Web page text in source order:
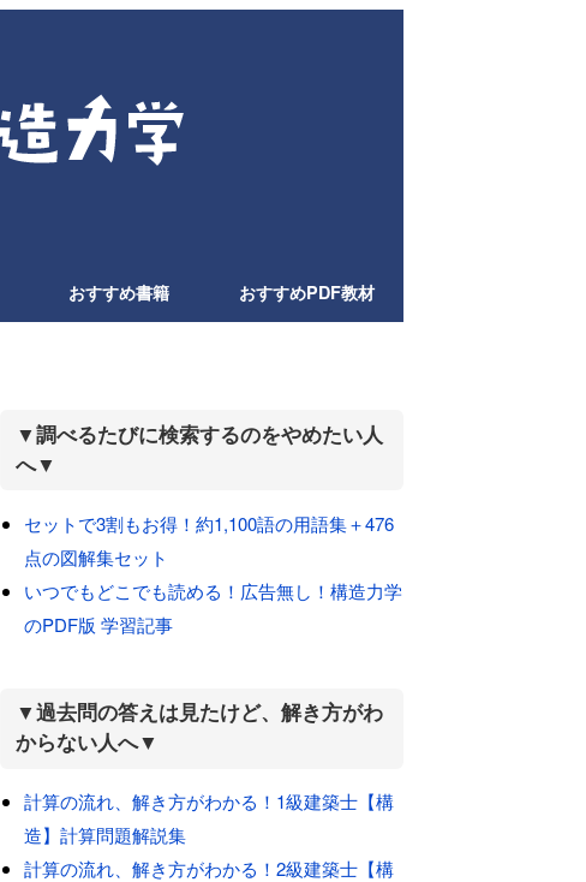
おすすめ書籍 おすすめPDF教材
▼調べるたびに検索するのをやめたい人
へ▼
セットで3割もお得！約1,100語の用語集＋476
点の図解集セット
いつでもどこでも読める！広告無し！構造力学
のPDF版 学習記事
▼過去問の答えは見たけど、解き方がわ
からない人へ▼
計算の流れ、解き方がわかる！1級建築士【構
造】計算問題解説集
計算の流れ、解き方がわかる！2級建築士【構